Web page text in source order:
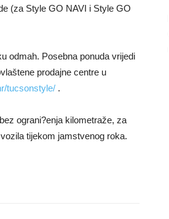
(za Style GO NAVI i Style GO
odmah. Posebna ponuda vrijedi
prodajne centre u
tucsonstyle/ .
ograni?enja kilometraže, za
tijekom jamstvenog roka.